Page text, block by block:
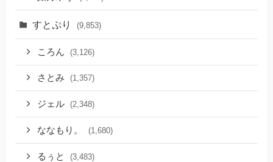
すとぷり (9,853)
ころん (3,126)
さとみ (1,357)
ジェル (2,348)
ななもり。 (1,680)
るぅと (3,483)